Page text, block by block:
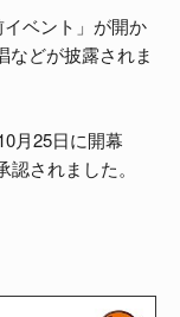
ベント」が開か
などが披露されま
月25日に開幕
されました。